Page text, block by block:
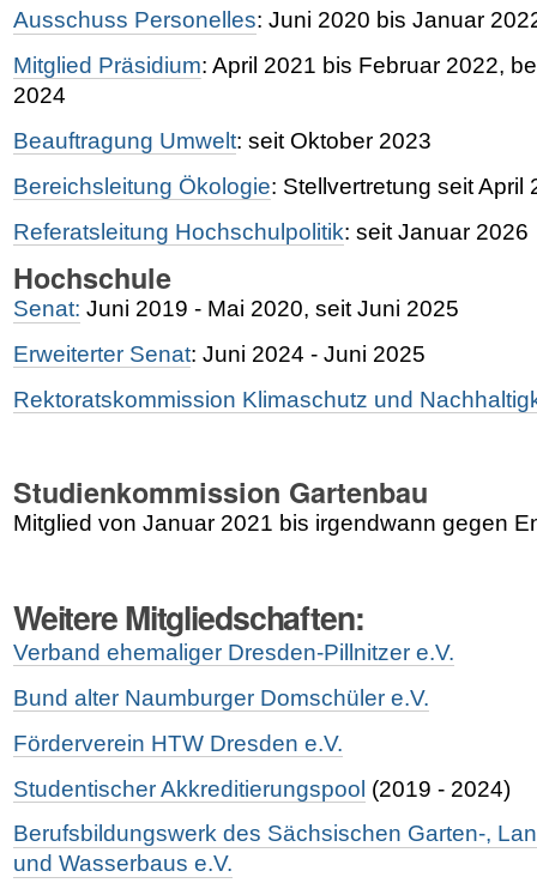
Ausschuss Personelles: Juni 2020 bis Januar
Mitglied Präsidium: April 2021 bis Februar 2022,
2024
Beauftragung Umwelt: seit Oktober 2023
Bereichsleitung Ökologie: Stellvertretung seit April
Referatsleitung Hochschulpolitik: seit Januar 2026
Hochschule
Senat: Juni 2019 - Mai 2020, seit Juni 2025
Erweiterter Senat: Juni 2024 - Juni 2025
Rektoratskommission Klimaschutz und
Studienkommission Gartenbau
Mitglied von Januar 2021 bis irgendwann gegen
Weitere Mitgliedschaften:
Verband ehemaliger Dresden-Pillnitzer e.V.
Bund alter Naumburger Domschüler e.V.
Förderverein HTW Dresden e.V.
Studentischer Akkreditierungspool (2019 - 2024)
Berufsbildungswerk des Sächsischen Garten-,
und Wasserbaus e.V.